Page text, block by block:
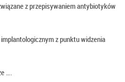
z przepisywaniem antybiotyków
z punktu widzenia
….